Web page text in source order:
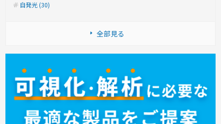
自発光 (30)
全部見る